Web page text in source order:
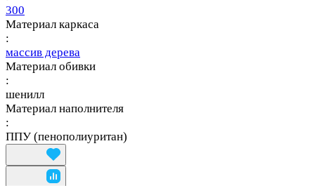
300
Материал каркаса
:
массив дерева
Материал обивки
:
шенилл
Материал наполнителя
:
ППУ (пенополиуритан)